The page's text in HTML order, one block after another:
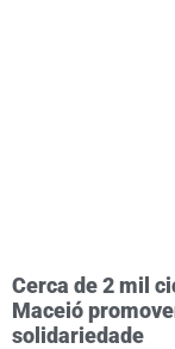
Cerca de 2 mil
Maceió
solidariedade